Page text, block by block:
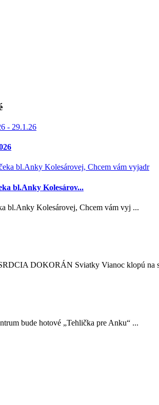
bl.Anky Kolesárov...
bl.Anky Kolesárovej, Chcem vám vyj ...
DOKORÁN Sviatky Vianoc klopú na
bude hotové „Tehlička pre Anku“ ...